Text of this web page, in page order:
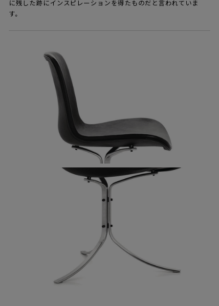
に残した跡にインスピレーションを得たものだと言われていま
す。